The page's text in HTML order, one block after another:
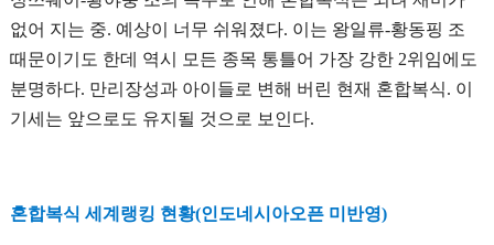
없어 지는 중. 예상이 너무 쉬워졌다. 이는 왕일류-황동핑 조
때문이기도 한데 역시 모든 종목 통틀어 가장 강한 2위임에도
분명하다. 만리장성과 아이들로 변해 버린 현재 혼합복식. 이
기세는 앞으로도 유지될 것으로 보인다.
혼합복식 세계랭킹 현황(인도네시아오픈 미반영)